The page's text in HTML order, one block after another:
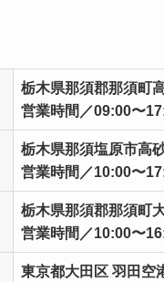
栃木県那須郡那須町
営業時間／09:00〜
栃木県那須塩原市高
営業時間／10:00〜
栃木県那須郡那須町
営業時間／10:00〜
東京都大田区 羽田空